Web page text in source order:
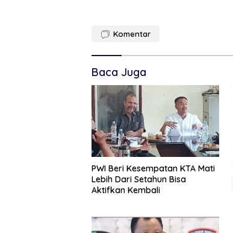
Komentar
Baca Juga
PWI Beri Kesempatan KTA Mati
Lebih Dari Setahun Bisa
Aktifkan Kembali